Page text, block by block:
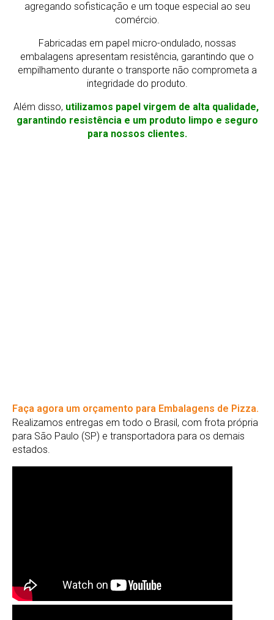
agregando sofisticação e um toque especial ao seu
comércio.
Fabricadas em papel micro-ondulado, nossas
embalagens apresentam resistência, garantindo que o
empilhamento durante o transporte não comprometa a
integridade do produto.
Além disso, utilizamos papel virgem de alta qualidade,
garantindo resistência e um produto limpo e seguro
para nossos clientes.
Faça agora um orçamento para Embalagens de Pizza.
Realizamos entregas em todo o Brasil, com frota própria
para São Paulo (SP) e transportadora para os demais
estados.